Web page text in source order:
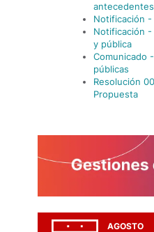
antecedentes
Notificación -
Notificación
y pública
Comunicado
públicas
Resolución
Propuesta
AGOSTO